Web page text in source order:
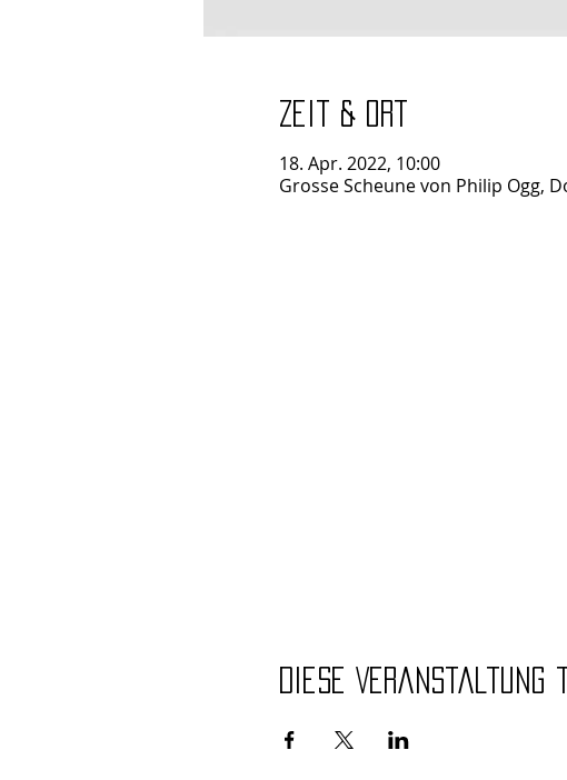
Zeit & Ort
18. Apr. 2022, 10:00
Grosse Scheune von Philip Ogg,
Diese Veranstaltung